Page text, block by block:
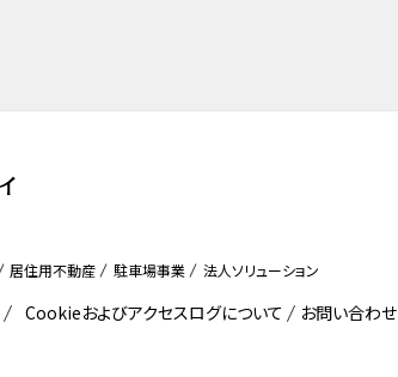
居住用不動産 駐車場事業 法人ソリューション
Cookieおよびアクセスログについて お問い合わせ